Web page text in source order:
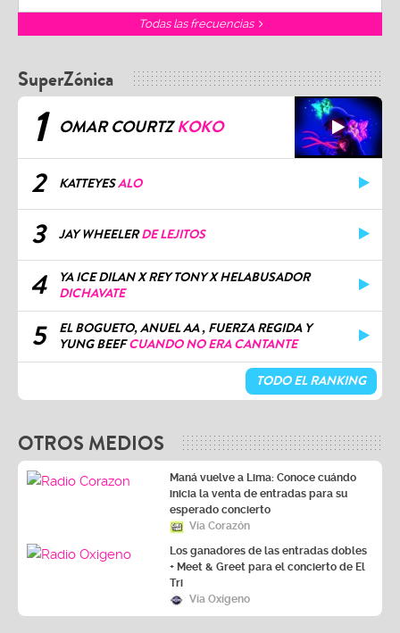
Todas las frecuencias
SuperZónica
1 OMAR COURTZKOKO
2 KATTEYESALO
3 JAY WHEELERDE LEJITOS
4
YA ICE DILAN X REY TONY X HELABUSADOR
DICHAVATE
5
EL BOGUETO, ANUEL AA , FUERZA REGIDA Y
YUNG BEEFCUANDO NO ERA CANTANTE
TODO EL RANKING
OTROS MEDIOS
Maná vuelve a Lima: Conoce cuándo
inicia la venta de entradas para su
esperado concierto
Vía Corazón
Los ganadores de las entradas dobles
+ Meet & Greet para el concierto de El
Tri
Vía Oxígeno